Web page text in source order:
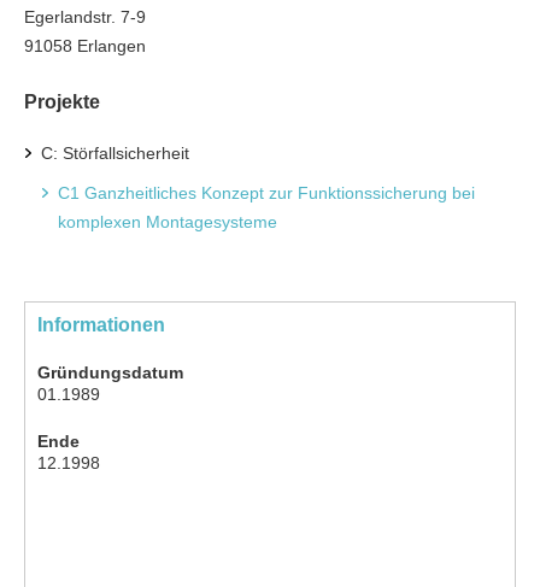
Egerlandstr. 7-9
91058 Erlangen
Projekte
C: Störfallsicherheit
C1 Ganzheitliches Konzept zur Funktionssicherung bei
komplexen Montagesysteme
Informationen
Gründungsdatum
01.1989
Ende
12.1998